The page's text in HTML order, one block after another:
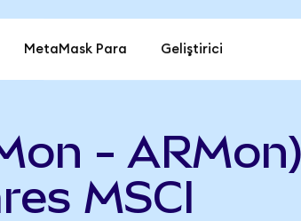
MetaMask Para Geliştirici
- ARMon)
MSCI